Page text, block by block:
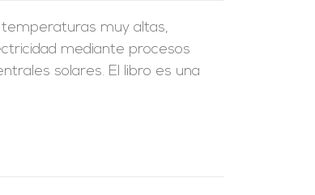
muy altas,
mediante procesos
solares. El libro es una